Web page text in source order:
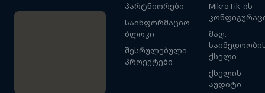
პარტნიორები
საინფორმაციო
ბლოკი
შესრულებული
პროექტები
MikroTik-ის
მაღ.
ქსელი
ქსელის
აუდიტი